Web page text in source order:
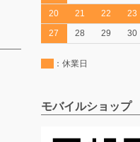
20
21 22 23
27
28 29 30
：休業日
モバイルショップ